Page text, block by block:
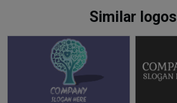
Similar logos